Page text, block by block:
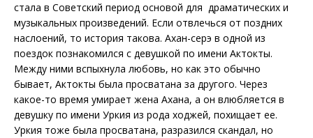
стала в Советский период основой для драматических и
музыкальных произведений. Если отвлечься от поздних
наслоений, то история такова. Ахан-серэ в одной из
поездок познакомился с девушкой по имени Актокты.
Между ними вспыхнула любовь, но как это обычно
бывает, Актокты была просватана за другого. Через
какое-то время умирает жена Ахана, а он влюбляется в
девушку по имени Уркия из рода ходжей, похищает ее.
Уркия тоже была просватана, разразился скандал, но